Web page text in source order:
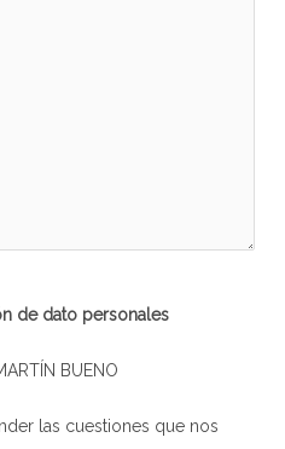
de dato personales
BUENO
las cuestiones que nos